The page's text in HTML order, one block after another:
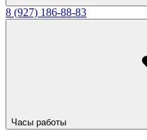
8 (927) 186-88-83
Часы работы